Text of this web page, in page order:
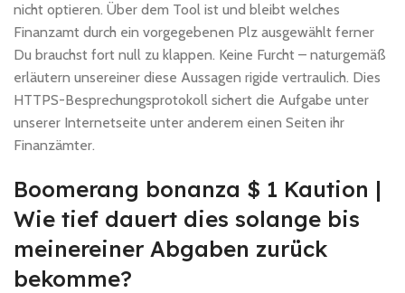
nicht optieren. Über dem Tool ist und bleibt welches
Finanzamt durch ein vorgegebenen Plz ausgewählt ferner
Du brauchst fort null zu klappen. Keine Furcht – naturgemäß
erläutern unsereiner diese Aussagen rigide vertraulich. Dies
HTTPS-Besprechungsprotokoll sichert die Aufgabe unter
unserer Internetseite unter anderem einen Seiten ihr
Finanzämter.
Boomerang bonanza $ 1 Kaution |
Wie tief dauert dies solange bis
meinereiner Abgaben zurück
bekomme?